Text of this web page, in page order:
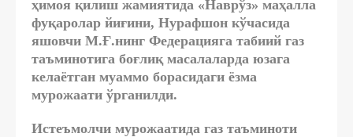
ҳимоя қилиш жамиятида «Наврўз» маҳалла
фуқаролар йиғини, Нурафшон кўчасида
яшовчи М.Ғ.нинг Федерацияга табиий газ
таъминотига боғлиқ масалаларда юзага
келаётган муаммо борасидаги ёзма
мурожаати ўрганилди.
Истеъмолчи мурожаатида газ таъминоти